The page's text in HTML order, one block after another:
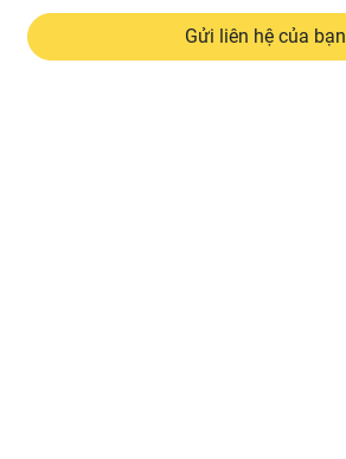
Gửi liên hệ của bạn